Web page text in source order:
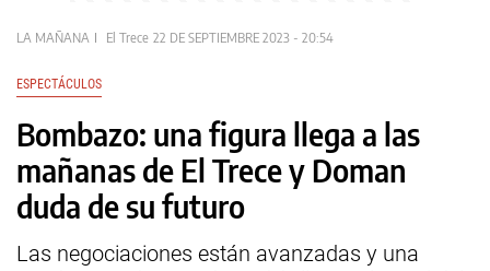
LA MAÑANA El Trece 22 DE SEPTIEMBRE 2023 - 20:54
ESPECTÁCULOS
Bombazo: una figura llega a las
mañanas de El Trece y Doman
duda de su futuro
Las negociaciones están avanzadas y una